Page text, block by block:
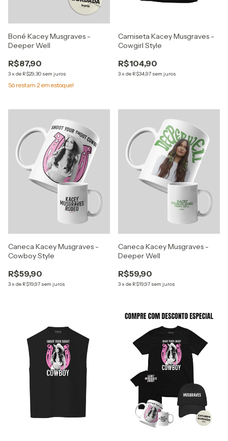
Boné Kacey Musgraves -
Deeper Well
R$87,90
3x de R$29,30 sem juros
Só restam 2 em estoque!
Camiseta Kacey Musgraves -
Cowgirl Style
R$104,90
3x de R$34,97 sem juros
Caneca Kacey Musgraves -
Cowboy Style
R$59,90
3x de R$19,97 sem juros
Caneca Kacey Musgraves -
Deeper Well
R$59,90
3x de R$19,97 sem juros